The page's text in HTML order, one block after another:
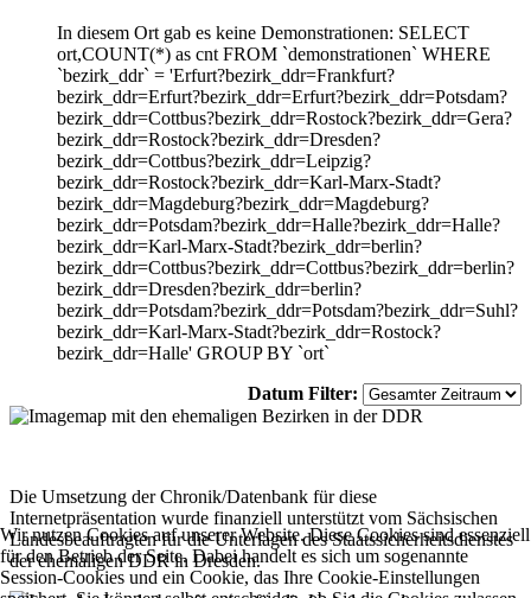
In diesem Ort gab es keine Demonstrationen: SELECT
ort,COUNT(*) as cnt FROM `demonstrationen` WHERE
`bezirk_ddr` = 'Erfurt?bezirk_ddr=Frankfurt?
bezirk_ddr=Erfurt?bezirk_ddr=Erfurt?bezirk_ddr=Potsdam?
bezirk_ddr=Cottbus?bezirk_ddr=Rostock?bezirk_ddr=Gera?
bezirk_ddr=Rostock?bezirk_ddr=Dresden?
bezirk_ddr=Cottbus?bezirk_ddr=Leipzig?
bezirk_ddr=Rostock?bezirk_ddr=Karl-Marx-Stadt?
bezirk_ddr=Magdeburg?bezirk_ddr=Magdeburg?
bezirk_ddr=Potsdam?bezirk_ddr=Halle?bezirk_ddr=Halle?
bezirk_ddr=Karl-Marx-Stadt?bezirk_ddr=berlin?
bezirk_ddr=Cottbus?bezirk_ddr=Cottbus?bezirk_ddr=berlin?
bezirk_ddr=Dresden?bezirk_ddr=berlin?
bezirk_ddr=Potsdam?bezirk_ddr=Potsdam?bezirk_ddr=Suhl?
bezirk_ddr=Karl-Marx-Stadt?bezirk_ddr=Rostock?
bezirk_ddr=Halle' GROUP BY `ort`
Datum Filter:
Die Umsetzung der Chronik/Datenbank für diese
Internetpräsentation wurde finanziell unterstützt vom Sächsischen
Landesbeauftragten für die Unterlagen des Staatssicherheitsdienstes
der ehemaligen DDR in Dresden.
Wir nutzen Cookies auf unserer Website. Diese Cookies sind essenziell
für den Betrieb der Seite. Dabei handelt es sich um sogenannte
Session-Cookies und ein Cookie, das Ihre Cookie-Einstellungen